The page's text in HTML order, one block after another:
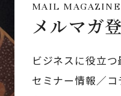
MAIL MAGAZINE
メルマガ
ビジネスに役立
セミナー情報／コ